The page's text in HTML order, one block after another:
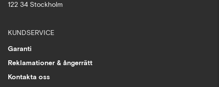
122 34 Stockholm
KUNDSERVICE
Garanti
Reklamationer & ångerrätt
Kontakta oss